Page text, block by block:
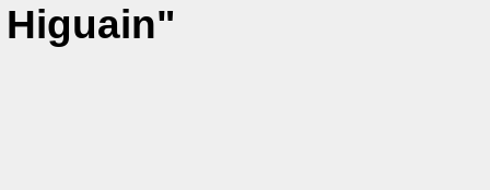
Higuain"